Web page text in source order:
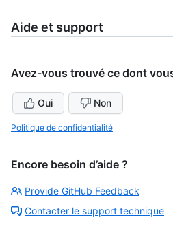
Aide et support
Avez-vous trouvé ce dont
Oui Non
Politique de confidentialité
Encore besoin d’aide ?
Provide GitHub Feedback
Contacter le support technique